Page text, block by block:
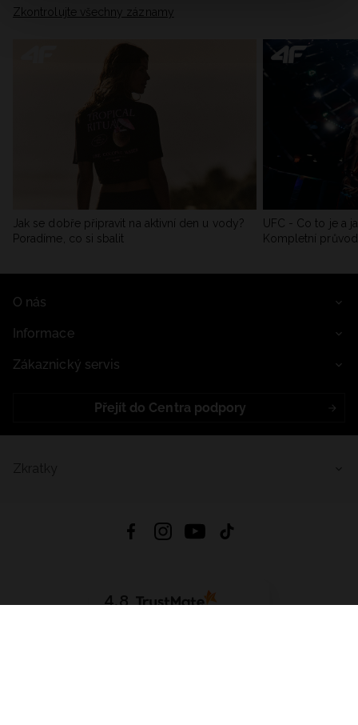
Zkontrolujte všechny záznamy
Jak se dobře připravit na aktivní den u vody?
Poradíme, co si sbalit
UFC - Co to je a
Kompletní
O nás
Informace
Zákaznický servis
Přejít do Centra podpory
4.8